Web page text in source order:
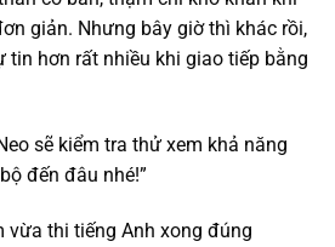
giản. Nhưng bây giờ thì khác rồi,
tin hơn rất nhiều khi giao tiếp bằng
sẽ kiểm tra thử xem khả năng
đến đâu nhé!”
vừa thi tiếng Anh xong đúng